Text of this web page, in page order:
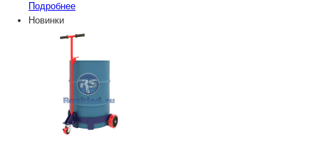
Подробнее
Новинки